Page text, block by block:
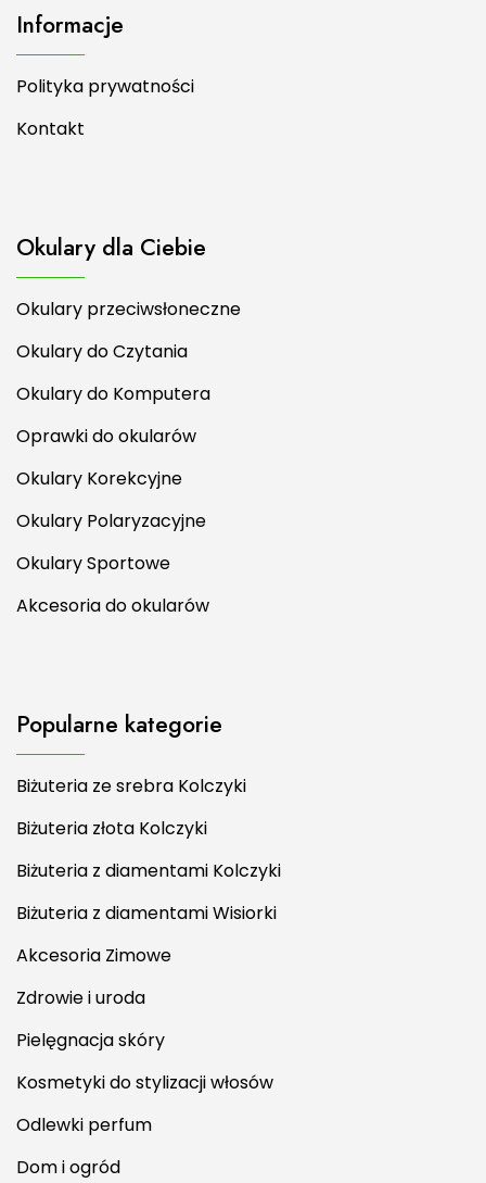
Informacje
Polityka prywatności
Kontakt
Okulary dla Ciebie
Okulary przeciwsłoneczne
Okulary do Czytania
Okulary do Komputera
Oprawki do okularów
Okulary Korekcyjne
Okulary Polaryzacyjne
Okulary Sportowe
Akcesoria do okularów
Popularne kategorie
Biżuteria ze srebra Kolczyki
Biżuteria złota Kolczyki
Biżuteria z diamentami Kolczyki
Biżuteria z diamentami Wisiorki
Akcesoria Zimowe
Zdrowie i uroda
Pielęgnacja skóry
Kosmetyki do stylizacji włosów
Odlewki perfum
Dom i ogród